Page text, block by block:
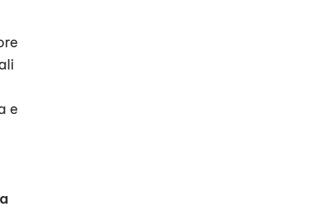
e